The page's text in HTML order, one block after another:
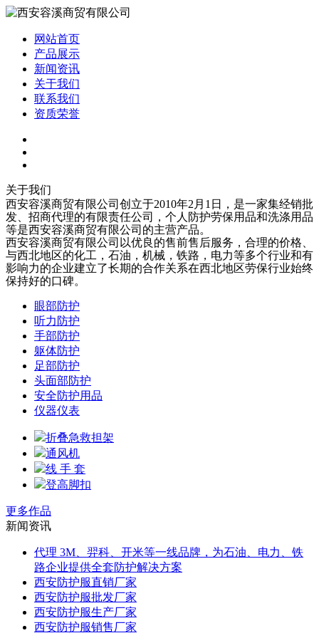
网站首页
产品展示
新闻资讯
关于我们
联系我们
资质荣誉
关于我们
西安容溪商贸有限公司创立于2010年2月1日，是一家集经销批
发、招商代理的有限责任公司，个人防护劳保用品和洗涤用品
等是西安容溪商贸有限公司的主营产品。
西安容溪商贸有限公司以优良的售前售后服务，合理的价格、
与西北地区的化工，石油，机械，铁路，电力等多个行业和有
影响力的企业建立了长期的合作关系在西北地区劳保行业始终
保持好的口碑。
眼部防护
听力防护
手部防护
躯体防护
足部防护
头面部防护
安全防护用品
仪器仪表
折叠急救担架
通风机
线 手 套
登高脚扣
更多作品
新闻资讯
代理 3M、羿科、开米等一线品牌，为石油、电力、铁
路企业提供全套防护解决方案
西安防护服直销厂家
西安防护服批发厂家
西安防护服生产厂家
西安防护服销售厂家